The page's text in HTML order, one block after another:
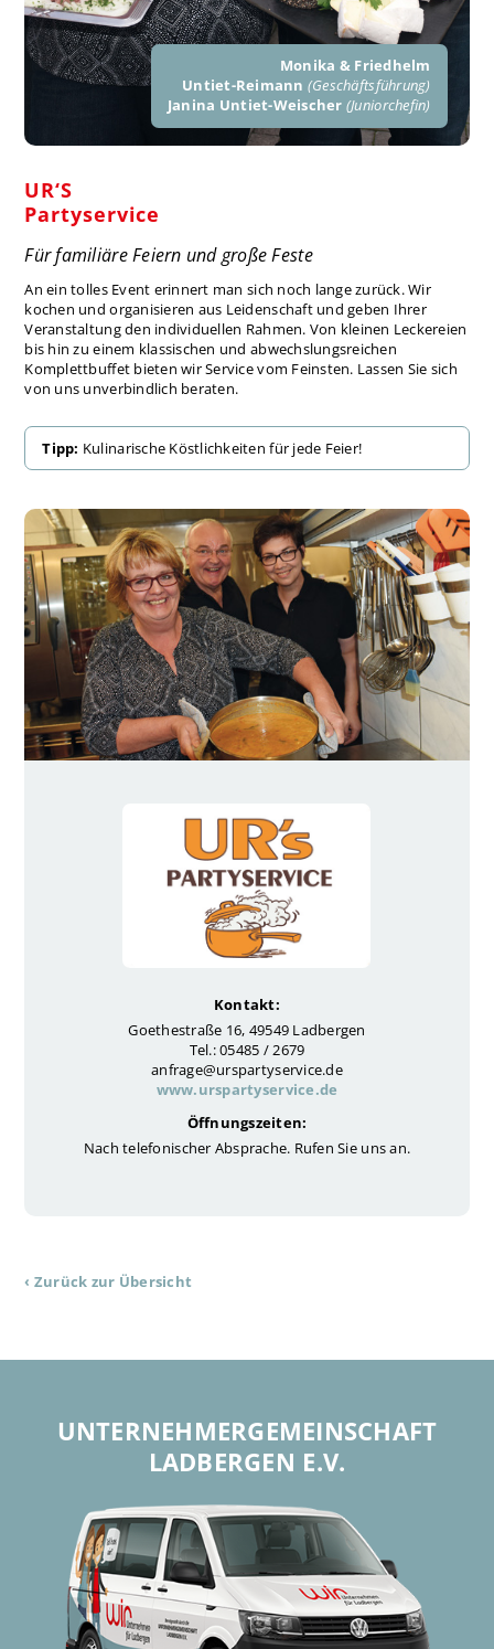
Monika & Friedhelm
Untiet-Reimann (Geschäftsführung)
Janina Untiet-Weischer (Juniorchefin)
UR‘S
Partyservice
Für familiäre Feiern und große Feste
An ein tolles Event erinnert man sich noch lange zurück. Wir
kochen und organisieren aus Leidenschaft und geben Ihrer
Veranstaltung den individuellen Rahmen. Von kleinen Leckereien
bis hin zu einem klassischen und abwechslungsreichen
Komplettbuffet bieten wir Service vom Feinsten. Lassen Sie sich
von uns unverbindlich beraten.
Tipp: Kulinarische Köstlichkeiten für jede Feier!
Kontakt:
Goethestraße 16, 49549 Ladbergen
Tel.: 05485 / 2679
anfrage@urspartyservice.de
www.urspartyservice.de
Öffnungszeiten:
Nach telefonischer Absprache. Rufen Sie uns an.
‹ Zurück zur Übersicht
UNTERNEHMER­GEMEINSCHAFT
LADBERGEN E.V.